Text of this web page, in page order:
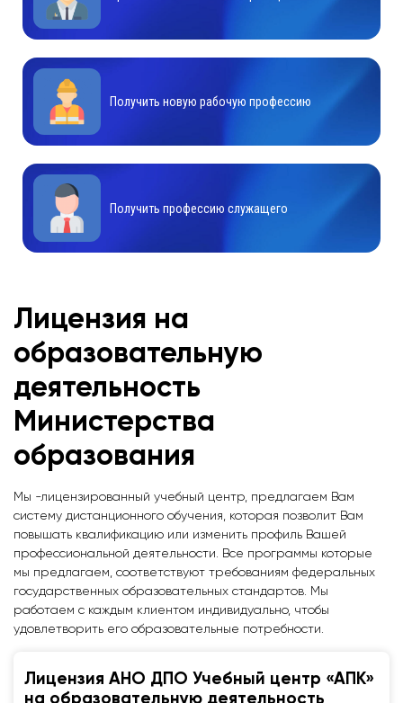
Получить новую рабочую профессию
Получить профессию служащего
Лицензия на
образовательную
деятельность
Министерства
образования
Мы -лицензированный учебный центр, предлагаем Вам
систему дистанционного обучения, которая позволит Вам
повышать квалификацию или изменить профиль Вашей
профессиональной деятельности. Все программы которые
мы предлагаем, соответствуют требованиям федеральных
государственных образовательных стандартов. Мы
работаем с каждым клиентом индивидуально, чтобы
удовлетворить его образовательные потребности.
Лицензия АНО ДПО Учебный центр «АПК»
на образовательную деятельность